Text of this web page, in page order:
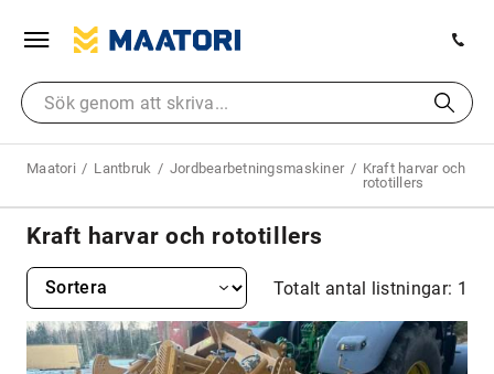
Maatori Lantbruk Jordbearbetningsmaskiner
Kraft harvar och
rototillers
Kraft harvar och rototillers
Totalt antal listningar: 1